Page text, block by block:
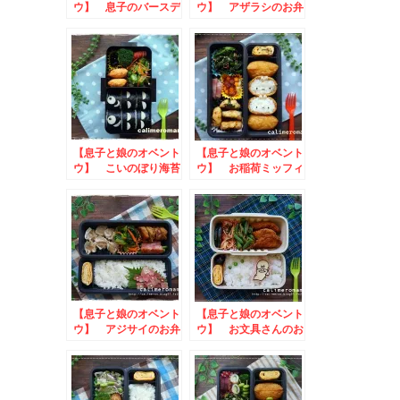
ウ】 息子のバースデ
スのお弁当
ウ】 アザラシのお弁
【息子と娘のオベント
ウ】 こいのぼり海苔
【息子と娘のオベント
ウ】 お稲荷ミッフィ
【息子と娘のオベント
ウ】 アジサイのお弁
【息子と娘のオベント
ウ】 お文具さんのお